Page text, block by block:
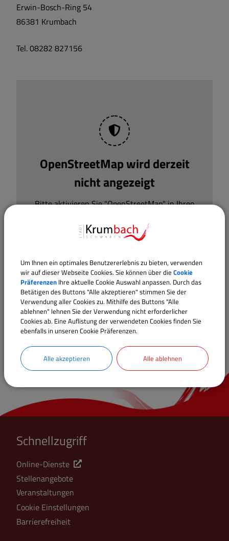
Tel. 08282 827156
Erwin-Bosch-Ring 54
86381 Krumbach
OpenStreetMap wird derzeit
nicht angezeigt
Bitte aktivieren Sie "OpenStreetMap" in Ihren
Cookies Anpassen
Schnellzugriff
Online-Dienste
Stellenangebote
Veranstaltungen
Cookie Einstellungen
Barrierefreiheit
Um Ihnen ein optimales Benutzererlebnis zu bieten, verwenden
wir auf dieser Webseite Cookies. Sie können über die Cookie
Präferenzen Ihre aktuelle Cookie Auswahl anpassen. Durch das
Betätigen des Buttons "Alle akzeptieren" stimmen Sie der
Verwendung aller Cookies zu. Mithilfe des Buttons "Alle
ablehnen" lehnen Sie der Verwendung nicht erforderlicher
Cookies ab. Eine Auflistung der verwendeten Cookies finden Sie
ebenfalls in unseren Cookie Präferenzen.
Alle akzeptieren Alle ablehnen